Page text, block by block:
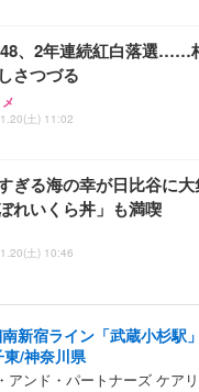
、2年連続紅白落選……
さつづる
土) 11:02
ぎる海の幸が日比谷に
ぼれいくら丼」も満喫
土) 10:46
新宿ライン「武蔵小杉駅
/神奈川県
アンド・パートナーズ ケア